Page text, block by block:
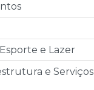
e Lazer
e Serviços